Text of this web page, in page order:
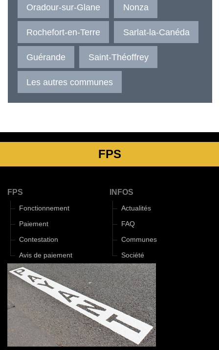
Oradour-sur-Glane Nonza
Rochefort-en-Terre Sarlat-la-Canéda
Guérande Saint-Théoffrey
Les autres communes
FPS
FPS
Fonctionnement
Paiement
Contestation
Avis de paiement
INFOS
Actualités
FAQ
Communes
Société